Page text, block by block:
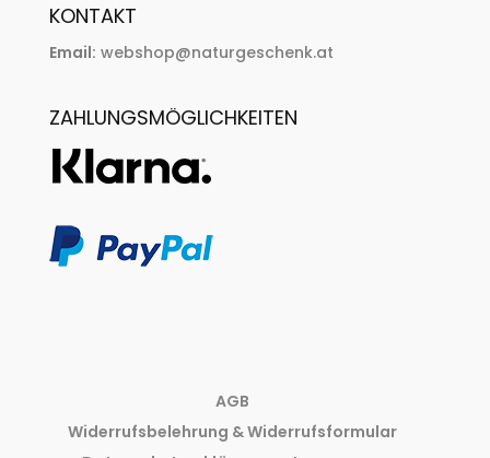
KONTAKT
Email: webshop@naturgeschenk.at
ZAHLUNGSMÖGLICHKEITEN
AGB
Widerrufsbelehrung & Widerrufsformular